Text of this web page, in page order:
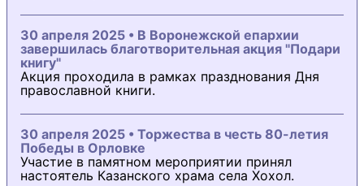
30 апреля 2025 • В Воронежской епархии
завершилась благотворительная акция "Подари
книгу"
Акция проходила в рамках празднования Дня
православной книги.
30 апреля 2025 • Торжества в честь 80-летия
Победы в Орловке
Участие в памятном мероприятии принял
настоятель Казанского храма села Хохол.